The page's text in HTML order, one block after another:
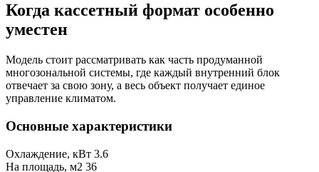
Когда кассетный формат особенно
уместен
Модель стоит рассматривать как часть продуманной
многозональной системы, где каждый внутренний блок
отвечает за свою зону, а весь объект получает единое
управление климатом.
Основные характеристики
Охлаждение, кВт 3.6
На площадь, м2 36